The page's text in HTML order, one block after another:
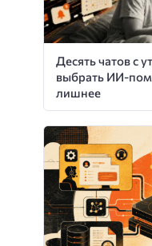
Десять чатов с
выбрать ИИ-
лишнее